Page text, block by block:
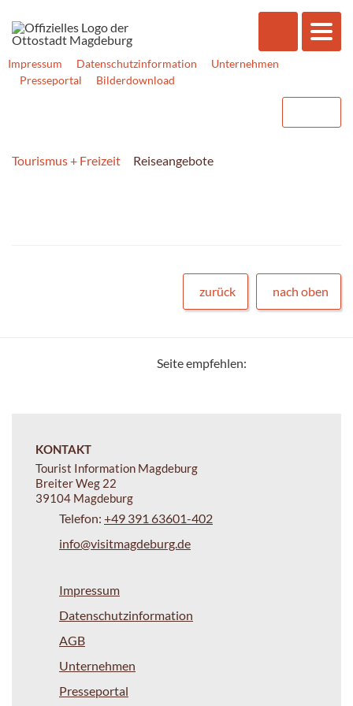
Impressum Datenschutzinformation
Unternehmen
Presseportal
Bilderdownload
Tourismus + Freizeit Reiseangebote
zurück nach oben
Seite empfehlen:
KONTAKT
Tourist Information Magdeburg
Breiter Weg 22
39104 Magdeburg
Telefon: +49 391 63601-402
info@visitmagdeburg.de
Impressum
Datenschutzinformation
AGB
Unternehmen
Presseportal